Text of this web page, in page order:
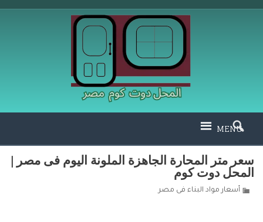
MENU
سعر متر المحارة الجاهزة الملونة اليوم فى مصر |
المحل دوت كوم
أسعار مواد البناء فى مصر